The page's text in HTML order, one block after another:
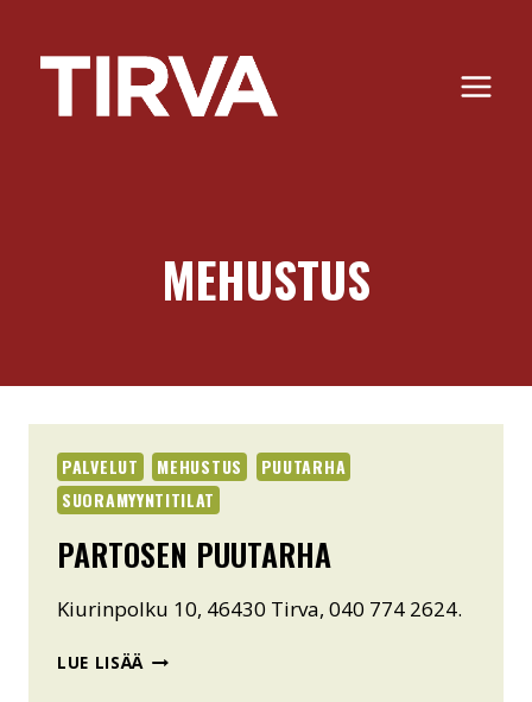
MEHUSTUS
PALVELUT MEHUSTUS
PUUTARHA
SUORAMYYNTITILAT
PARTOSEN PUUTARHA
Kiurinpolku 10, 46430 Tirva, 040 774 2624.
LUE LISÄÄ PARTOSEN